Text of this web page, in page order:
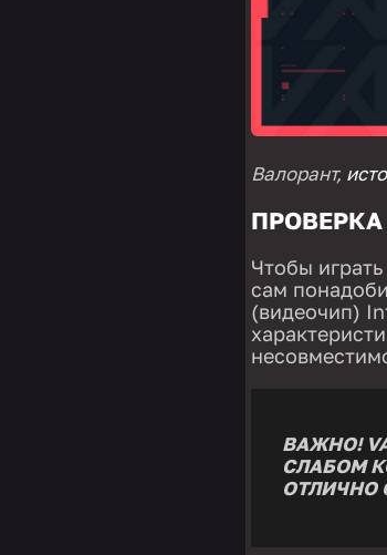
Валорант,
Чтобы
сам
(видеочип)
ВАЖНО!
СЛАБОМ
ОТЛИЧНО